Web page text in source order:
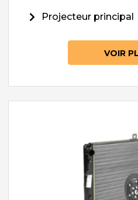
Projecteur principal
VOIR